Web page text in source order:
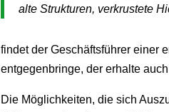
alte Strukturen, verkrustete
findet der Geschäftsführer einer
entgegenbringe, der erhalte
Die Möglichkeiten, die sich